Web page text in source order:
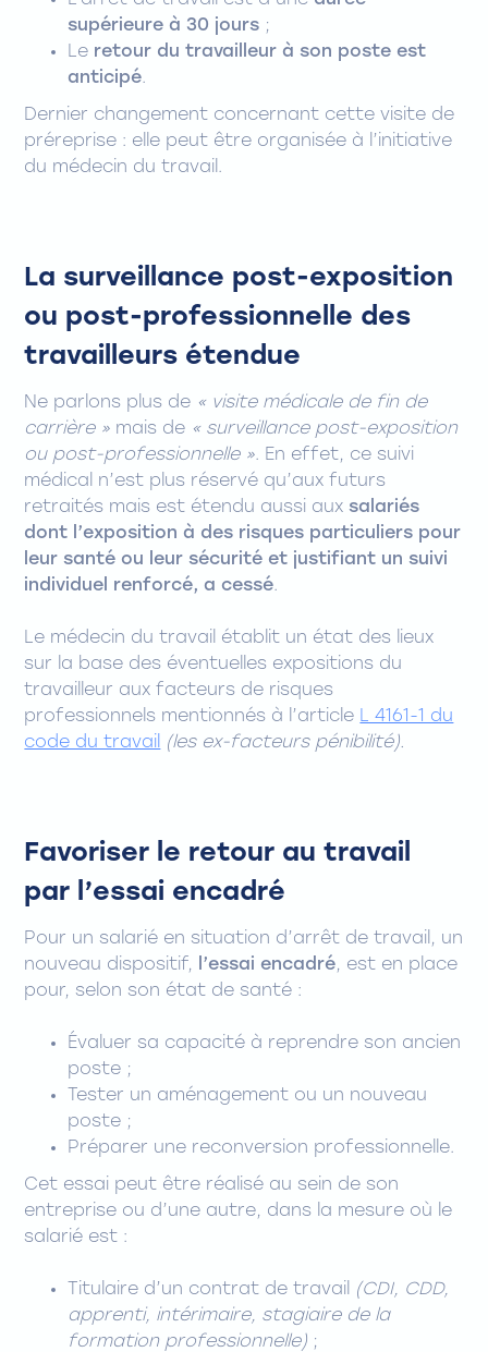
supérieure à 30 jours ;
Le retour du travailleur à son poste est
anticipé.
Dernier changement concernant cette visite de
préreprise : elle peut être organisée à l’initiative
du médecin du travail.
La surveillance post-exposition
ou post-professionnelle des
travailleurs étendue
Ne parlons plus de « visite médicale de fin de
carrière » mais de « surveillance post-exposition
ou post-professionnelle ». En effet, ce suivi
médical n’est plus réservé qu’aux futurs
retraités mais est étendu aussi auxsalariés
dont l’exposition à des risques particuliers pour
leur santé ou leur sécurité et justifiant un suivi
individuel renforcé, a cessé.
Le médecin du travail établit un état des lieux
sur la base des éventuelles expositions du
travailleur aux facteurs de risques
professionnels mentionnés à l’article L 4161-1 du
code du travail
(les ex-facteurs pénibilité).
Favoriser le retour au travail
par l’essai encadré
Pour un salarié en situation d’arrêt de travail, un
nouveau dispositif,
l’essai encadré, est en place
pour, selon son état de santé :
Évaluer sa capacité à reprendre son ancien
poste ;
Tester un aménagement ou un nouveau
poste ;
Préparer une reconversion professionnelle.
Cet essai peut être réalisé au sein de son
entreprise ou d’une autre, dans la mesure où le
salarié est :
Titulaire d’un contrat de travail (CDI, CDD,
apprenti, intérimaire, stagiaire de la
formation professionnelle) ;